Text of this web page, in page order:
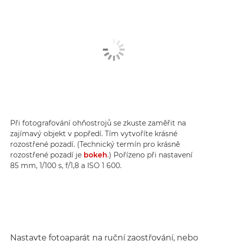
Při fotografování ohňostrojů se zkuste zaměřit na
zajímavý objekt v popředí. Tím vytvoříte krásné
rozostřené pozadí. (Technický termín pro krásně
rozostřené pozadí je bokeh.) Pořízeno při nastavení
85 mm, 1/100 s, f/1,8 a ISO 1 600.
Nastavte fotoaparát na ruční zaostřování, nebo